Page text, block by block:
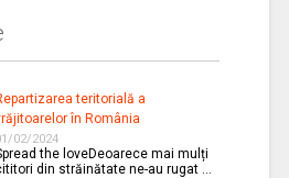
teritorială a
în România
02/2024
the loveDeoarece mai mulți
din străinătate ne-au rugat …